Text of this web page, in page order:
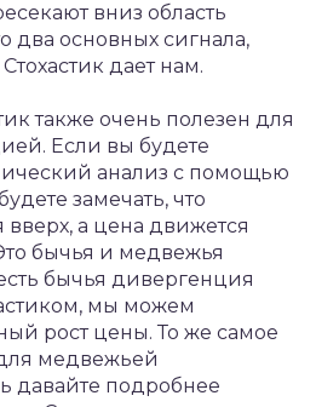
вниз область
два основных сигнала,
дает нам.
также очень полезен для
Если вы будете
анализ с помощью
замечать, что
а цена движется
бычья и медвежья
бычья дивергенция
мы можем
рост цены. То же самое
медвежьей
давайте подробнее